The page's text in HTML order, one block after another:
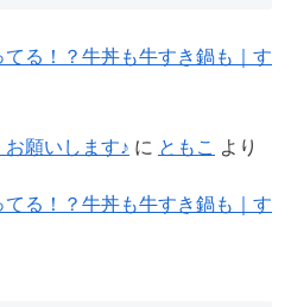
る！？牛丼も牛すき鍋も｜す
願いします♪ に ともこ より
る！？牛丼も牛すき鍋も｜す